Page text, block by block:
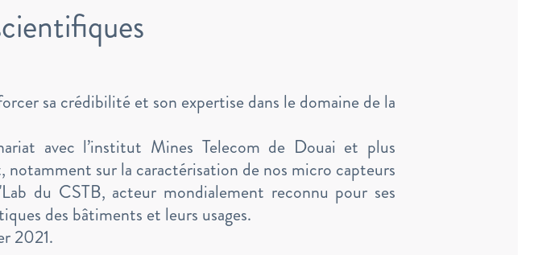
sa crédibilité et son expertise dans le domaine de la
avec l’institut Mines Telecom de Douai et plus
sur la caractérisation de nos micro capteurs
du CSTB, acteur mondialement reconnu pour ses
des bâtiments et leurs usages.
2021.